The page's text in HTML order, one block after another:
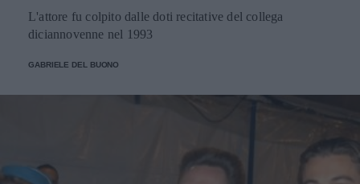
L'attore fu colpito dalle doti recitative del collega
diciannovenne nel 1993
GABRIELE DEL BUONO